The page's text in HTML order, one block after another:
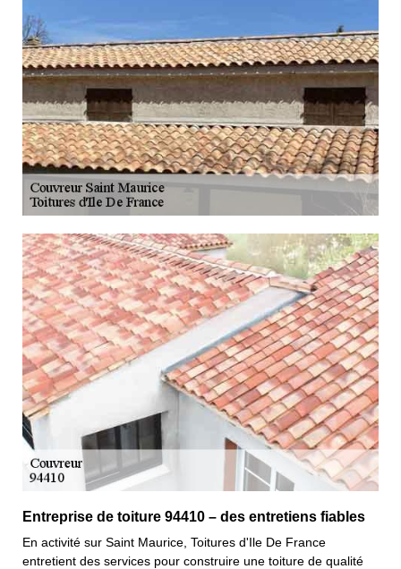
Entreprise de toiture 94410 – des entretiens fiables
En activité sur Saint Maurice, Toitures d'Ile De France
entretient des services pour construire une toiture de qualité